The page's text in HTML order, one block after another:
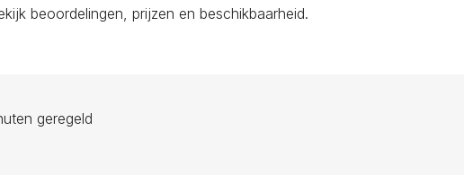
beoordelingen, prijzen en beschikbaarheid.
geregeld